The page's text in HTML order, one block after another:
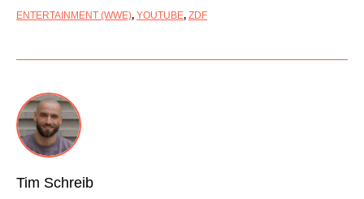
ENTERTAINMENT (WWE), YOUTUBE, ZDF
Tim Schreib